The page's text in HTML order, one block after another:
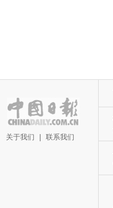
关于我们 联系我们